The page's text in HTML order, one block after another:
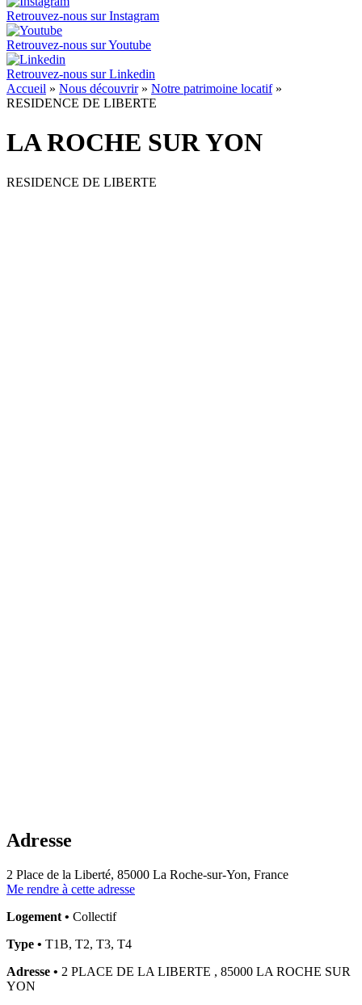
Retrouvez-nous surInstagram
Retrouvez-nous surYoutube
Retrouvez-nous surLinkedin
Accueil » Nous découvrir» Notre patrimoine locatif»
RESIDENCE DE LIBERTE
LA ROCHE SUR YON
RESIDENCE DE LIBERTE
Adresse
2 Place de la Liberté, 85000 La Roche-sur-Yon, France
Me rendre à cette adresse
Logement • Collectif
Type • T1B, T2, T3, T4
Adresse • 2 PLACE DE LA LIBERTE , 85000 LA ROCHE SUR
YON